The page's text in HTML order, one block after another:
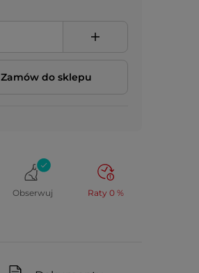
Zamów do sklepu
Obserwuj Raty 0 %